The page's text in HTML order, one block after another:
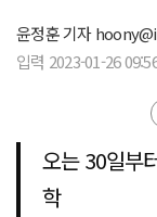
윤정훈 기자
입력 2023-01-26
오는 30일부
학